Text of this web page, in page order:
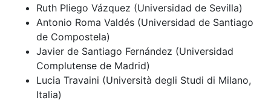
Ruth Pliego Vázquez (Universidad de Sevilla)
Antonio Roma Valdés (Universidad de Santiago
de Compostela)
Javier de Santiago Fernández (Universidad
Complutense de Madrid)
Lucia Travaini (Università degli Studi di Milano,
Italia)